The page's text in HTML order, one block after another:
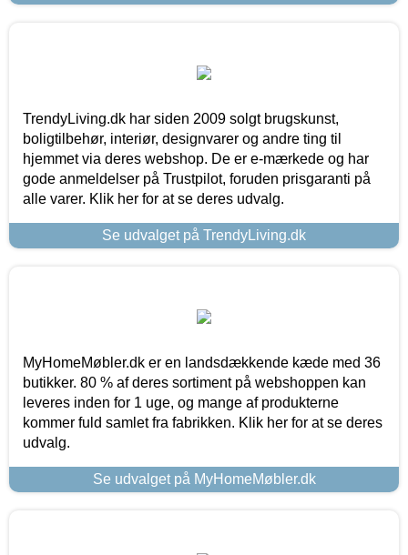
TrendyLiving.dk har siden 2009 solgt brugskunst,
boligtilbehør, interiør, designvarer og andre ting til
hjemmet via deres webshop. De er e-mærkede og har
gode anmeldelser på Trustpilot, foruden prisgaranti på
alle varer. Klik her for at se deres udvalg.
Se udvalget på TrendyLiving.dk
MyHomeMøbler.dk er en landsdækkende kæde med 36
butikker. 80 % af deres sortiment på webshoppen kan
leveres inden for 1 uge, og mange af produkterne
kommer fuld samlet fra fabrikken. Klik her for at se deres
udvalg.
Se udvalget på MyHomeMøbler.dk